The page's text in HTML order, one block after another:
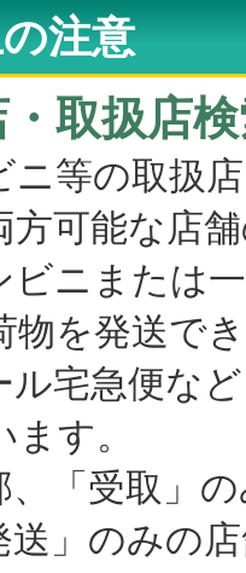
注意
・取扱店
等の取扱
方可能な店
または一
物を発送で
急便など
す。
受取」の
のみの店